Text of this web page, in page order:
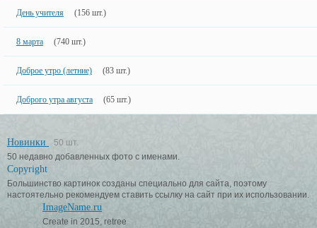
День учителя (156 шт.)
8 марта (740 шт.)
Доброе утро (летние) (83 шт.)
Доброго утра августа (65 шт.)
Новинки
50 шт.
50 недавно добавленных фото с именами.
Copyright
Большинство картинок созданы специально для сайта, поэтому
настоятельно рекомендуем ставить ссылку на сайт при их использовании.
ImageName.ru
Create in 2015, retree